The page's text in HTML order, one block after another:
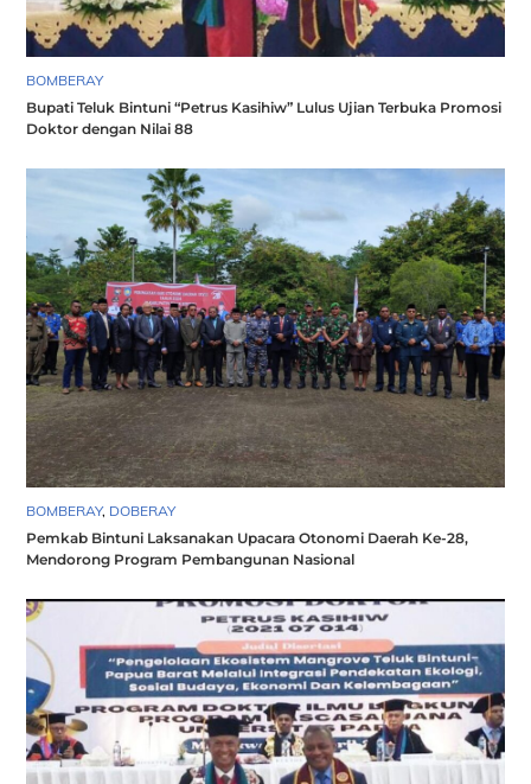
BOMBERAY
Bupati Teluk Bintuni “Petrus Kasihiw” Lulus Ujian Terbuka Promosi
Doktor dengan Nilai 88
BOMBERAY, DOBERAY
Pemkab Bintuni Laksanakan Upacara Otonomi Daerah Ke-28,
Mendorong Program Pembangunan Nasional